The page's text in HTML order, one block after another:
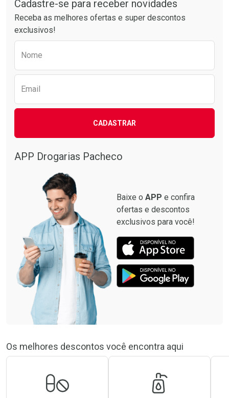
Comprar sem Desconto
Por R$ 25,59/cada
Comprar sem Desconto
Por R$ 25,59/cada
Comprar sem Desconto
Comprar sem Desconto
Cadastre-se para receber novidades
Receba as melhores ofertas e super descontos
exclusivos!
Nome
Email
CADASTRAR
APP Drogarias Pacheco
Baixe o APP e confira
ofertas e descontos
exclusivos para você!
Os melhores descontos você encontra aqui